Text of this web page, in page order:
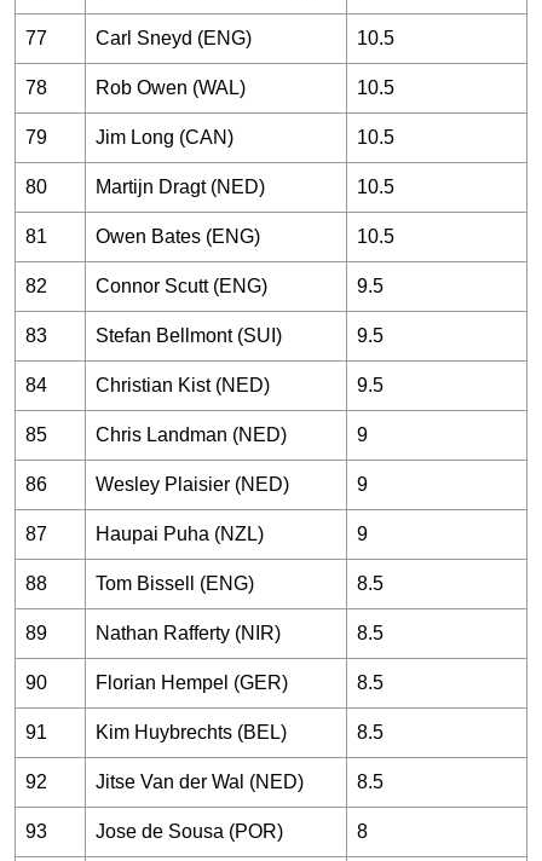
77 Carl Sneyd (ENG) 10.5
78 Rob Owen (WAL) 10.5
79 Jim Long (CAN) 10.5
80 Martijn Dragt (NED) 10.5
81 Owen Bates (ENG) 10.5
82 Connor Scutt (ENG) 9.5
83 Stefan Bellmont (SUI) 9.5
84 Christian Kist (NED) 9.5
85 Chris Landman (NED) 9
86 Wesley Plaisier (NED) 9
87 Haupai Puha (NZL) 9
88 Tom Bissell (ENG) 8.5
89 Nathan Rafferty (NIR) 8.5
90 Florian Hempel (GER) 8.5
91 Kim Huybrechts (BEL) 8.5
92 Jitse Van der Wal (NED) 8.5
93 Jose de Sousa (POR) 8